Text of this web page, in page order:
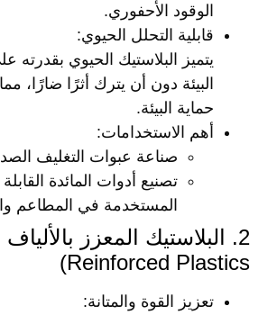
الوقود الأحفوري.
قابلية التحلل الحيوي:
يتميز البلاستيك الحيوي بقدرته
البيئة دون أن يترك أثرًا ضارًا،
حماية البيئة.
أهم الاستخدامات:
صناعة عبوات التغليف
تصنيع أدوات المائدة
المستخدمة في المطاعم
Reinforced Plastics)
تعزيز القوة والمتانة: